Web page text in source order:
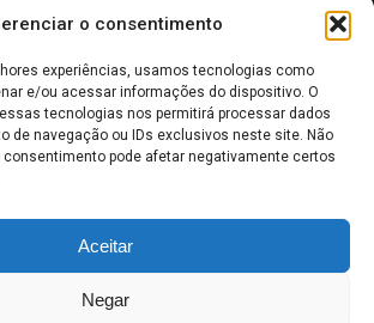
o consentimento
experiências, usamos tecnologias como
e/ou acessar informações do dispositivo. O
tecnologias nos permitirá processar dados
de navegação ou IDs exclusivos neste site. Não
pode afetar negativamente certos
Aceitar
Negar
como boletins de divulgação, e não devem ser
recomendações de investimento.Leia mais
Bolsa de Valores